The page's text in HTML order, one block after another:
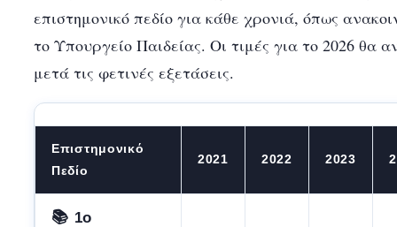
επιστημονικό πεδίο για κάθε χρονιά, όπως
το Υπουργείο Παιδείας. Οι τιμές για το 2026 θα
μετά τις φετινές εξετάσεις.
Επιστημονικό
Πεδίο
2021 2022 2023
📚 1ο